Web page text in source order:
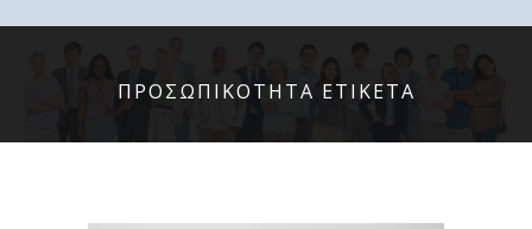
ΠΡΟΣΩΠΙΚΟΤΗΤΑ ΕΤΙΚΕΤΑ